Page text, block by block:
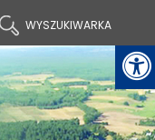
WYSZUKIWARKA